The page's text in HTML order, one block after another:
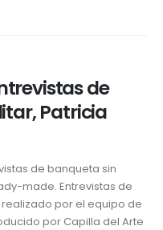
de
Patricia
de banqueta sin
made. Entrevistas de
por el equipo de
por Capilla del Arte